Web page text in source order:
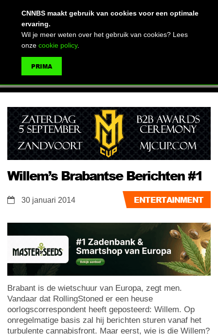
Willem’s Brabantse Berichten #1
ENTERTAINMENT
30 januari 2014
Brabant is de wietschuur van Europa, zegt men.
Vandaar dat RollingStoned er een heuse
oorlogscorrespondent heeft geposteerd: Willem. Op
onregelmatige basis zal hij berichten sturen vanaf het
turbulente cannabisfront. Maar eerst, wie is die Willem?
CNNBS maakt gebruik van cookies voor een optimale
ervaring.
Wil je meer weten over het gebruik van cookies? Lees
onze cookie policy.
PRIMA